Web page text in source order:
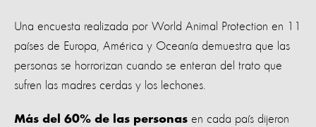
Una encuesta realizada por World Animal Protection en 11
países de Europa, América y Oceanía demuestra que las
personas se horrorizan cuando se enteran del trato que
sufren las madres cerdas y los lechones.
Más del 60% de las personas en cada país dijeron